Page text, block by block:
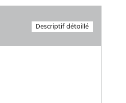
Descriptif détaillé